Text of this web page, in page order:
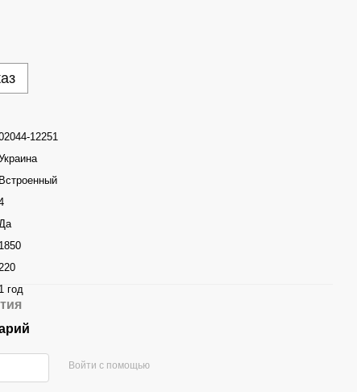
12251
Встроенный
1850
1 год
Войти с помощью